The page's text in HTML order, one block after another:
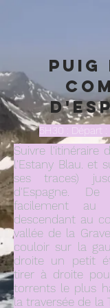
Puig
5H30 : Départ
Suivre l'itinéraire
l'Estany Blau. et
ses traces)
d'Espagne.
facilement au
descendant au
vallée de la
couloir sur la
droite un petit
tirer à droite
torrents le plus
la traversée de la